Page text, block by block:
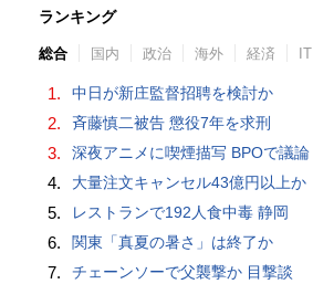
ランキング
総合 国内 政治 海外 経済 IT
1. 中日が新庄監督招聘を検討か
2. 斉藤慎二被告 懲役7年を求刑
3. 深夜アニメに喫煙描写 BPOで議論
4. 大量注文キャンセル43億円以上か
5. レストランで192人食中毒 静岡
6. 関東「真夏の暑さ」は終了か
7. チェーンソーで父襲撃か 目撃談